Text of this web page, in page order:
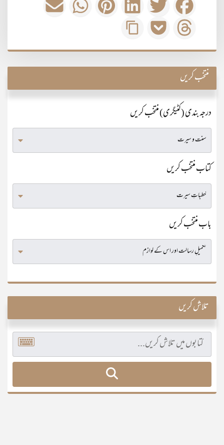
منتخب کریں
درجہ بندی (کٹیگری) منتخب کریں
کتاب منتخب کریں
باب منتخب کریں
تلاش کریں